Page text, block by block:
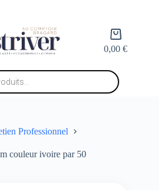
Panier
d’achat
0,00€
Professionnel
couleur ivoire par 50